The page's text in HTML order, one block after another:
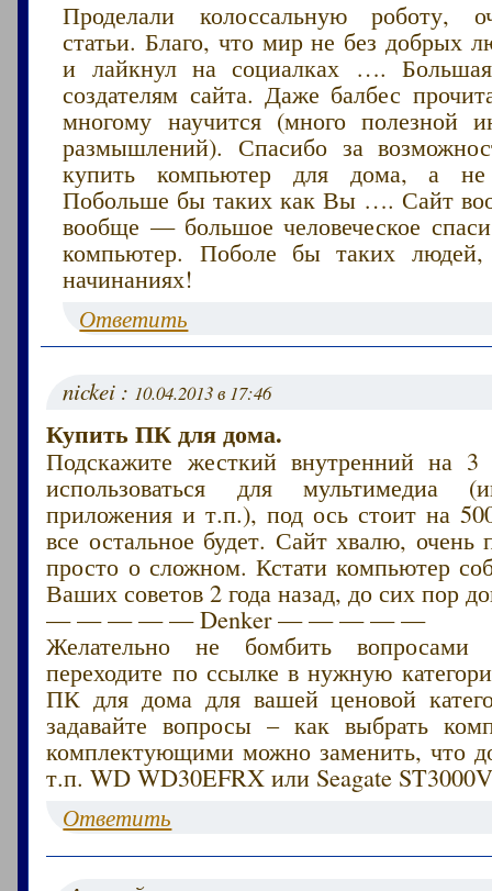
Проделали колоссальную роботу,
статьи. Благо, что мир не без добрых
и лайкнул на социалках …. Большая
создателям сайта. Даже балбес
многому научится (много полезной
размышлений). Спасибо за
купить компьютер для дома, а
Побольше бы таких как Вы …. Сайт
вообще — большое человеческое
компьютер. Поболе бы таких людей,
начинаниях!
Ответить
nickei : 10.04.2013 в 17:46
Купить ПК для дома.
Подскажите жесткий внутренний на 3
использоваться для мультимедиа
приложения и т.п.), под ось стоит на
все остальное будет. Сайт хвалю, очень
просто о сложном. Кстати компьютер
Ваших советов 2 года назад, до сих пор
— — — — — Denker — — — — —
Желательно не бомбить
переходите по ссылке в нужную
ПК для дома для вашей ценовой
задавайте вопросы – как выбрать
комплектующими можно заменить, что
т.п. WD WD30EFRX или Seagate
Ответить